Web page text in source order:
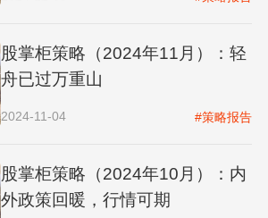
股掌柜策略（2024年11月）：轻
舟已过万重山
2024-11-04 #策略报告
股掌柜策略（2024年10月）：内
外政策回暖，行情可期